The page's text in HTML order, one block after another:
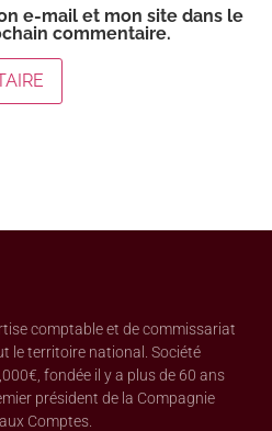
e-mail et mon site dans le
commentaire.
comptable et de commissariat
le territoire national. Société
fondée il y a plus de 60 ans
président de la Compagnie
Comptes.